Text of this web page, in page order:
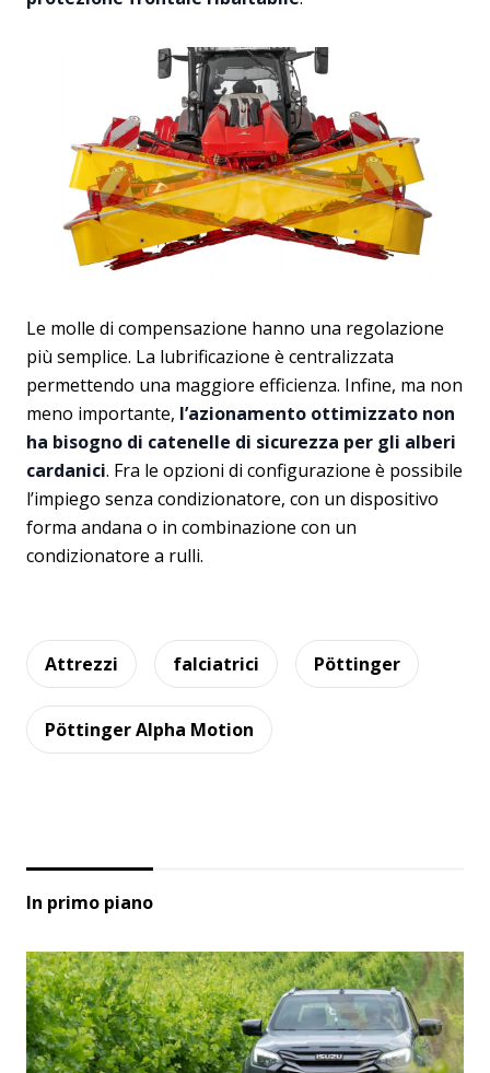
Le molle di compensazione hanno una regolazione
più semplice. La lubrificazione è centralizzata
permettendo una maggiore efficienza. Infine, ma non
meno importante, l’azionamento ottimizzato non
ha bisogno di catenelle di sicurezza per gli alberi
cardanici. Fra le opzioni di configurazione è possibile
l’impiego senza condizionatore, con un dispositivo
forma andana o in combinazione con un
condizionatore a rulli.
Attrezzi falciatrici Pöttinger
Pöttinger Alpha Motion
In primo piano